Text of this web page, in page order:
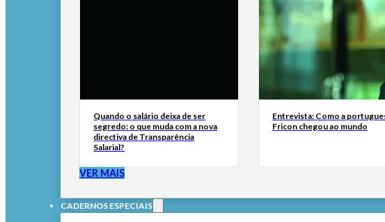
Quando o salário deixa de ser
segredo: o que muda com a nova
directiva de Transparência
Salarial?
Entrevista: Como a
Fricon chegou ao mundo
VER MAIS
CADERNOS ESPECIAIS